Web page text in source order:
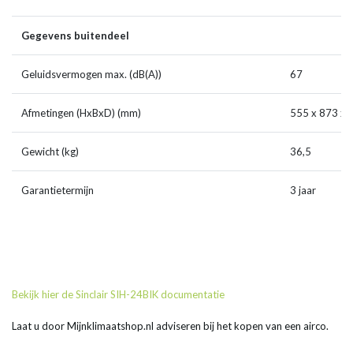
Gegevens buitendeel
Geluidsvermogen max. (dB(A)) 67
Afmetingen (HxBxD) (mm) 555 x 873 x
Gewicht (kg) 36,5
Garantietermijn 3 jaar
Bekijk hier de Sinclair SIH-24BIK documentatie
Laat u door Mijnklimaatshop.nl adviseren bij het kopen van een airco.